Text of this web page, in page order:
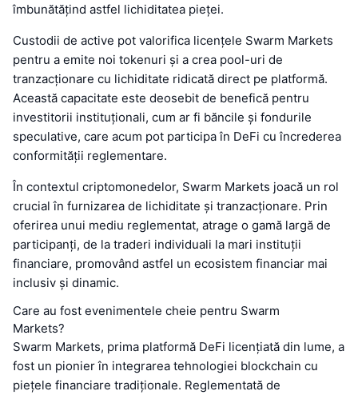
îmbunătățind astfel lichiditatea pieței.
Custodii de active pot valorifica licențele Swarm Markets
pentru a emite noi tokenuri și a crea pool-uri de
tranzacționare cu lichiditate ridicată direct pe platformă.
Această capacitate este deosebit de benefică pentru
investitorii instituționali, cum ar fi băncile și fondurile
speculative, care acum pot participa în DeFi cu încrederea
conformității reglementare.
În contextul criptomonedelor, Swarm Markets joacă un rol
crucial în furnizarea de lichiditate și tranzacționare. Prin
oferirea unui mediu reglementat, atrage o gamă largă de
participanți, de la traderi individuali la mari instituții
financiare, promovând astfel un ecosistem financiar mai
inclusiv și dinamic.
Care au fost evenimentele cheie pentru Swarm
Markets?
Swarm Markets, prima platformă DeFi licențiată din lume, a
fost un pionier în integrarea tehnologiei blockchain cu
piețele financiare tradiționale. Reglementată de